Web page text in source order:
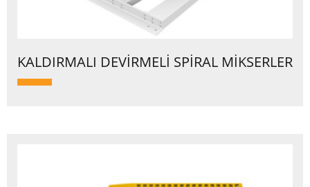
KALDIRMALI DEVİRMELİ SPİRAL MİKSERLER